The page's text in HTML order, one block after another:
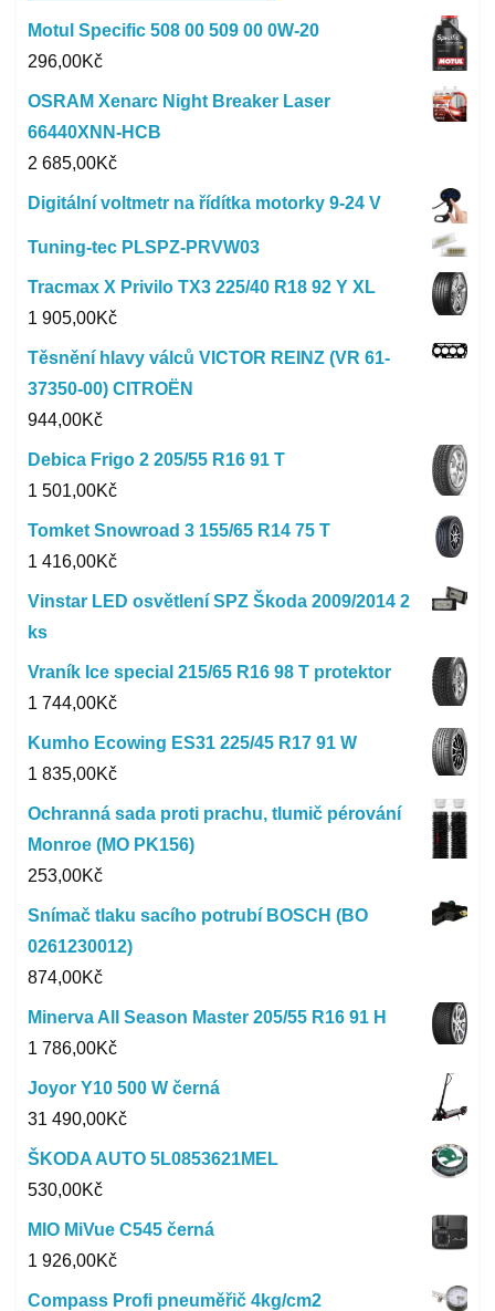
Motul Specific 508 00 509 00 0W-20
296,00Kč
OSRAM Xenarc Night Breaker Laser
66440XNN-HCB
2 685,00Kč
Digitální voltmetr na řídítka motorky 9-24 V
Tuning-tec PLSPZ-PRVW03
Tracmax X Privilo TX3 225/40 R18 92 Y XL
1 905,00Kč
Těsnění hlavy válců VICTOR REINZ (VR 61-
37350-00) CITROËN
944,00Kč
Debica Frigo 2 205/55 R16 91 T
1 501,00Kč
Tomket Snowroad 3 155/65 R14 75 T
1 416,00Kč
Vinstar LED osvětlení SPZ Škoda 2009/2014 2
ks
Vraník Ice special 215/65 R16 98 T protektor
1 744,00Kč
Kumho Ecowing ES31 225/45 R17 91 W
1 835,00Kč
Ochranná sada proti prachu, tlumič pérování
Monroe (MO PK156)
253,00Kč
Snímač tlaku sacího potrubí BOSCH (BO
0261230012)
874,00Kč
Minerva All Season Master 205/55 R16 91 H
1 786,00Kč
Joyor Y10 500 W černá
31 490,00Kč
ŠKODA AUTO 5L0853621MEL
530,00Kč
MIO MiVue C545 černá
1 926,00Kč
Compass Profi pneuměřič 4kg/cm2